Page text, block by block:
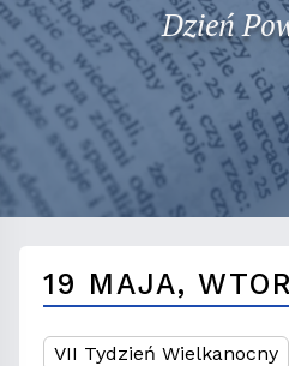
Dzień
19 MAJA,
VII Tydzień Wielkanocny